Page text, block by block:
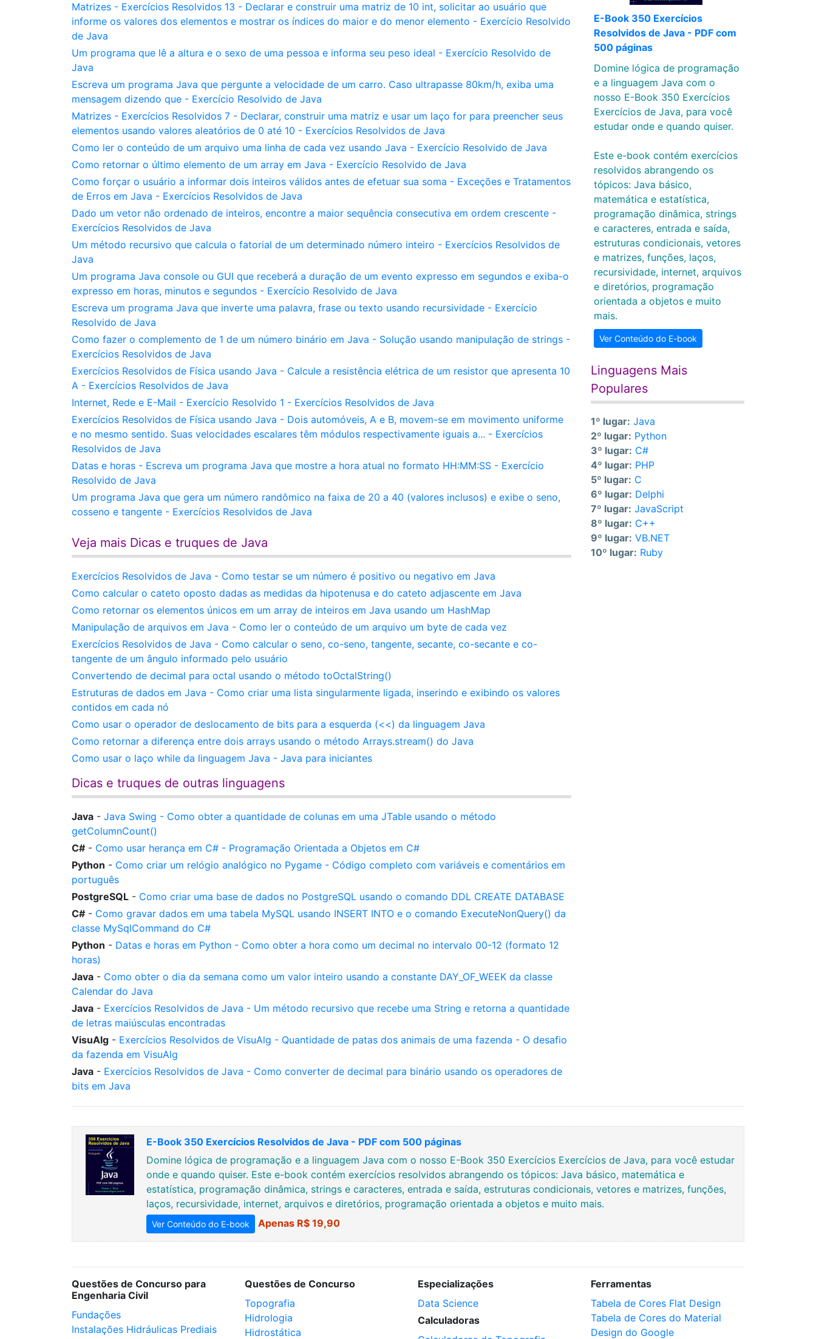
Matrizes - Exercícios Resolvidos 13 - Declarar e construir uma matriz de 10 int, solicitar ao usuário que
informe os valores dos elementos e mostrar os índices do maior e do menor elemento - Exercício Resolvido
de Java
Um programa que lê a altura e o sexo de uma pessoa e informa seu peso ideal - Exercício Resolvido de
Java
Escreva um programa Java que pergunte a velocidade de um carro. Caso ultrapasse 80km/h, exiba uma
mensagem dizendo que - Exercício Resolvido de Java
Matrizes - Exercícios Resolvidos 7 - Declarar, construir uma matriz e usar um laço for para preencher seus
elementos usando valores aleatórios de 0 até 10 - Exercícios Resolvidos de Java
Como ler o conteúdo de um arquivo uma linha de cada vez usando Java - Exercício Resolvido de Java
Como retornar o último elemento de um array em Java - Exercício Resolvido de Java
Como forçar o usuário a informar dois inteiros válidos antes de efetuar sua soma - Exceções e Tratamentos
de Erros em Java - Exercícios Resolvidos de Java
Dado um vetor não ordenado de inteiros, encontre a maior sequência consecutiva em ordem crescente -
Exercícios Resolvidos de Java
Um método recursivo que calcula o fatorial de um determinado número inteiro - Exercícios Resolvidos de
Java
Um programa Java console ou GUI que receberá a duração de um evento expresso em segundos e exiba-o
expresso em horas, minutos e segundos - Exercício Resolvido de Java
Escreva um programa Java que inverte uma palavra, frase ou texto usando recursividade - Exercício
Resolvido de Java
Como fazer o complemento de 1 de um número binário em Java - Solução usando manipulação de strings -
Exercícios Resolvidos de Java
Exercícios Resolvidos de Física usando Java - Calcule a resistência elétrica de um resistor que apresenta 10
A - Exercícios Resolvidos de Java
Internet, Rede e E-Mail - Exercício Resolvido 1 - Exercícios Resolvidos de Java
Exercícios Resolvidos de Física usando Java - Dois automóveis, A e B, movem-se em movimento uniforme
e no mesmo sentido. Suas velocidades escalares têm módulos respectivamente iguais a... - Exercícios
Resolvidos de Java
Datas e horas - Escreva um programa Java que mostre a hora atual no formato HH:MM:SS - Exercício
Resolvido de Java
Um programa Java que gera um número randômico na faixa de 20 a 40 (valores inclusos) e exibe o seno,
cosseno e tangente - Exercícios Resolvidos de Java
Veja mais Dicas e truques de Java
Exercícios Resolvidos de Java - Como testar se um número é positivo ou negativo em Java
Como calcular o cateto oposto dadas as medidas da hipotenusa e do cateto adjascente em Java
Como retornar os elementos únicos em um array de inteiros em Java usando um HashMap
Manipulação de arquivos em Java - Como ler o conteúdo de um arquivo um byte de cada vez
Exercícios Resolvidos de Java - Como calcular o seno, co-seno, tangente, secante, co-secante e co-
tangente de um ângulo informado pelo usuário
Convertendo de decimal para octal usando o método toOctalString()
Estruturas de dados em Java - Como criar uma lista singularmente ligada, inserindo e exibindo os valores
contidos em cada nó
Como usar o operador de deslocamento de bits para a esquerda (<<) da linguagem Java
Como retornar a diferença entre dois arrays usando o método Arrays.stream() do Java
Como usar o laço while da linguagem Java - Java para iniciantes
Dicas e truques de outras linguagens
Java - Java Swing - Como obter a quantidade de colunas em uma JTable usando o método
getColumnCount()
C# - Como usar herança em C# - Programação Orientada a Objetos em C#
Python - Como criar um relógio analógico no Pygame - Código completo com variáveis e comentários em
português
PostgreSQL - Como criar uma base de dados no PostgreSQL usando o comando DDL CREATE DATABASE
C# - Como gravar dados em uma tabela MySQL usando INSERT INTO e o comando ExecuteNonQuery() da
classe MySqlCommand do C#
Python - Datas e horas em Python - Como obter a hora como um decimal no intervalo 00-12 (formato 12
horas)
Java - Como obter o dia da semana como um valor inteiro usando a constante DAY_OF_WEEK da classe
Calendar do Java
Java - Exercícios Resolvidos de Java - Um método recursivo que recebe uma String e retorna a quantidade
de letras maiúsculas encontradas
VisuAlg - Exercícios Resolvidos de VisuAlg - Quantidade de patas dos animais de uma fazenda - O desafio
da fazenda em VisuAlg
Java - Exercícios Resolvidos de Java - Como converter de decimal para binário usando os operadores de
bits em Java
E-Book 350 Exercícios
Resolvidos de Java - PDF com
500 páginas
Domine lógica de programação
e a linguagem Java com o
nosso E-Book 350 Exercícios
Exercícios de Java, para você
estudar onde e quando quiser.
Este e-book contém exercícios
resolvidos abrangendo os
tópicos: Java básico,
matemática e estatística,
programação dinâmica, strings
e caracteres, entrada e saída,
estruturas condicionais, vetores
e matrizes, funções, laços,
recursividade, internet, arquivos
e diretórios, programação
orientada a objetos e muito
mais.
Ver Conteúdo do E-book
Linguagens Mais
Populares
1º lugar: Java
2º lugar: Python
3º lugar: C#
4º lugar: PHP
5º lugar: C
6º lugar: Delphi
7º lugar: JavaScript
8º lugar: C++
9º lugar: VB.NET
10º lugar: Ruby
E-Book 350 Exercícios Resolvidos de Java - PDF com 500 páginas
Domine lógica de programação e a linguagem Java com o nosso E-Book 350 Exercícios Exercícios de Java, para você estudar
onde e quando quiser. Este e-book contém exercícios resolvidos abrangendo os tópicos: Java básico, matemática e
estatística, programação dinâmica, strings e caracteres, entrada e saída, estruturas condicionais, vetores e matrizes, funções,
laços, recursividade, internet, arquivos e diretórios, programação orientada a objetos e muito mais.
Ver Conteúdo do E-book Apenas R$ 19,90
Questões de Concurso para
Engenharia Civil
Fundações
Instalações Hidráulicas Prediais
Questões de Concurso
Topografia
Hidrologia
Hidrostática
Especializações
Data Science
Calculadoras
Ferramentas
Tabela de Cores Flat Design
Tabela de Cores do Material
Design do Google